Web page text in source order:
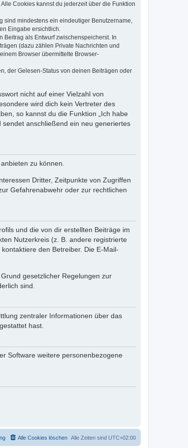
Cookies kannst du jederzeit über die Funktion
sind mindestens ein eindeutiger Benutzername,
Eingabe ersichtlich.
als Entwurf zwischenspeicherst. In
(dazu zählen Private Nachrichten und
Browser übermittelte Browser-
der Gelesen-Status von deinen Beiträgen oder
nicht auf einer Vielzahl von
wird dich kein Vertreter des
so kannst du die Funktion „Ich habe
anschließend ein neu generiertes
zu können.
Dritter, Zeitpunkte von Zugriffen
Gefahrenabwehr oder zur rechtlichen
und die von dir erstellten Beiträge im
Nutzerkreis (z. B. andere registrierte
den Betreiber. Die E-Mail-
gesetzlicher Regelungen zur
sind.
zentraler Informationen über das
hast.
Software weitere personenbezogene
Alle Zeiten sind UTC+02:00
Alle Cookies löschen